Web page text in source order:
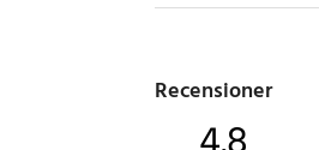
Genom att förlänga
professionella
Recensioner